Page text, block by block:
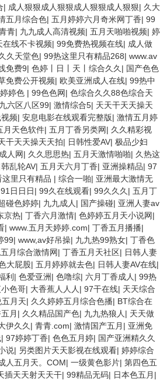
| 成人狠狠成人狠狠成人狠狠成人狠狠| 久大
五月综合色| 五月婷婷六月奇米网丁香| 99
青| 九九成人高清视频| 五月天啪啪视频| 婷
在线不卡视频| 99免费热视频在线| 成人做
久天堂色| 99热这里只有精品268| www.av
免费9| 色婷丨日丨天丨综合久久 | 国产色色
免费公开视频| 欧美亚洲成人在线| 99热中
婷色 | 99色色网| 色综合久久88色综合天
六区八区99| 激情综合5| 天天干天天操天
频| 安息电影在线观看完整版| 激情五月婷
月天色软件| 五月丁香另类网| 久久精彩视
干天天操天天拍| 日韩性爱AV| 极品少妇
人网| 久久思思热| 五月天激情啪啪| 久热这
韩乱轮AV| 五月天六月丁香| 亚洲操精品| 97
里只有精品 | 综合一啪| 亚洲最大激情无
91日日日| 99久在线观看| 99久久久 | 五月丁
碰色婷婷| 九九成人 | 国产操碰| 亚洲人妻av
京热| 丁香六月激情| 色婷婷五月天小说网|
| www.五月天婷婷.com| 丁香五月播播|
99| www,av好吊操| 九九热99熟女| 丁香色
月综合激情网| 丁香五月天社区| 日韩人妻
大屁股| 五月婷婷就去色| 日韩人妻AV在线|
利| 色爱亚洲| 色噜综| 六月丁香成人 | 99热
色哥| 大香蕉人人人 | 97干在线| 天天综合
五月天| 久久婷婷五月综合色播| BT综合在
月 | 久久精品国产色| 九九热狼人 | 天天做
伊久久 | 青青.com| 激情国产五月 | 亚洲免
| 97婷婷丁香| 色色五月婷| 国产亚洲精久久
说| 另类图片天天影视在线观看| 婷婷综合
人五月天。COM| 一级黄色影片| 第四色五
插天天射天天干| 99精品无码| 日本色五月 |